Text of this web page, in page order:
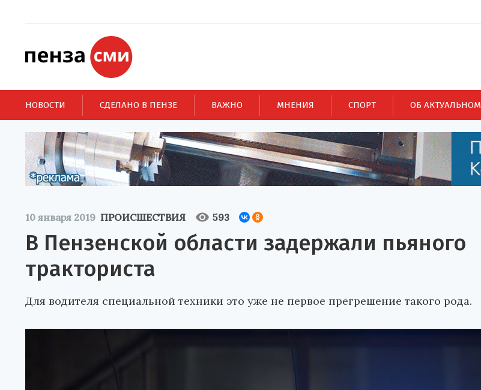
НОВОСТИ СДЕЛАНО В ПЕНЗЕ ВАЖНО МНЕНИЯ СПОРТ ОБ АКТУАЛЬНОМ
10 января 2019 ПРОИСШЕСТВИЯ 593
В Пензенской области задержали пьяного
тракториста
Для водителя специальной техники это уже не первое прегрешение такого рода.